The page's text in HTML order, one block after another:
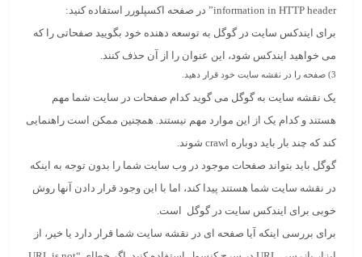
information in HTTP header” در صفحه اکسپلورر استفاده کنید:
برای ایندکس سایت در گوگل به توسعه دهنده خود بگویید صفحاتی را که
می خواهید ایندکس شود، این عنوان را از آن حذف کنند.
3
) صفحه را در نقشه سایت خود قرار دهید.
یک نقشه سایت به گوگل می گوید کدام صفحات در سایت شما مهم
هستند و کدام یک از این موارد مهم نیستند. همچنین ممکن است راهنمایی
کند که چند بار باید دوباره crawl شوند.
گوگل باید بتواند صفحات موجود در وب سایت شما را بدون توجه به اینکه
در نقشه سایت شما هستند پیدا کند، اما با این وجود قرار دادن آنها روش
خوبی برای ایندکس سایت در گوگل است.
برای بررسی اینکه آیا صفحه ای در نقشه سایت شما قرار دارد یا خیر، از